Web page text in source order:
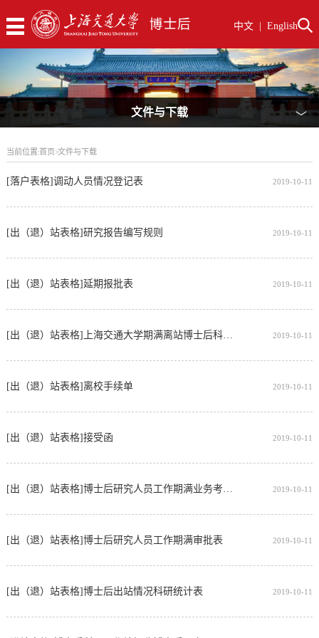
中文 English
文件与下载 ﹀
当前位置:首页>文件与下载
[落户表格]调动人员情况登记表 2019-10-11
[出（退）站表格]研究报告编写规则 2019-10-11
[出（退）站表格]延期报批表 2019-10-11
[出（退）站表格]上海交通大学期满离站博士后科研总结意见表 2019-10-11
[出（退）站表格]离校手续单 2019-10-11
[出（退）站表格]接受函 2019-10-11
[出（退）站表格]博士后研究人员工作期满业务考核表 2019-10-11
[出（退）站表格]博士后研究人员工作期满审批表 2019-10-11
[出（退）站表格]博士后出站情况科研统计表 2019-10-11